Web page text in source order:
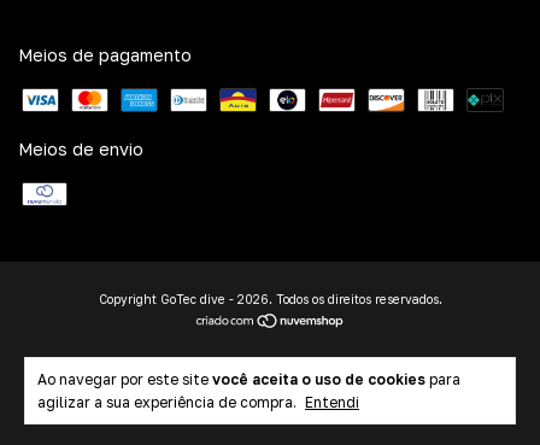
Ao navegar por este site você aceita o uso de cookies para
agilizar a sua experiência de compra. Entendi
Meios de pagamento
Meios de envio
Copyright GoTec dive - 2026. Todos os direitos reservados.